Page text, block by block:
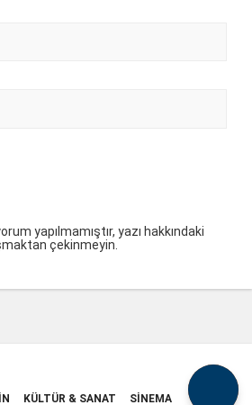
yapılmamıştır, yazı hakkındaki
çekinmeyin.
KÜLTÜR & SANAT
SINEMA